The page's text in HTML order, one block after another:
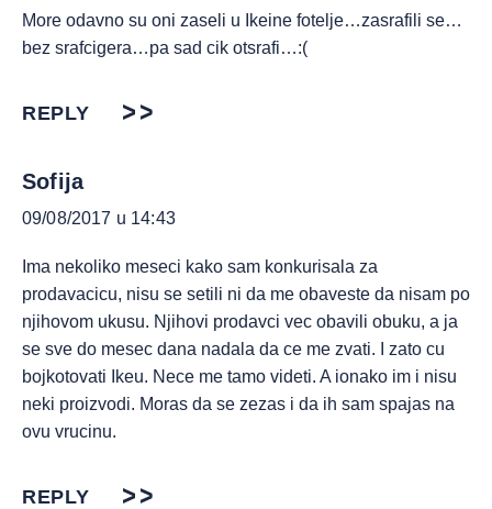
More odavno su oni zaseli u Ikeine fotelje…zasrafili se…
bez srafcigera…pa sad cik otsrafi…:(
REPLY
Sofija
09/08/2017 u 14:43
Ima nekoliko meseci kako sam konkurisala za
prodavacicu, nisu se setili ni da me obaveste da nisam po
njihovom ukusu. Njihovi prodavci vec obavili obuku, a ja
se sve do mesec dana nadala da ce me zvati. I zato cu
bojkotovati Ikeu. Nece me tamo videti. A ionako im i nisu
neki proizvodi. Moras da se zezas i da ih sam spajas na
ovu vrucinu.
REPLY